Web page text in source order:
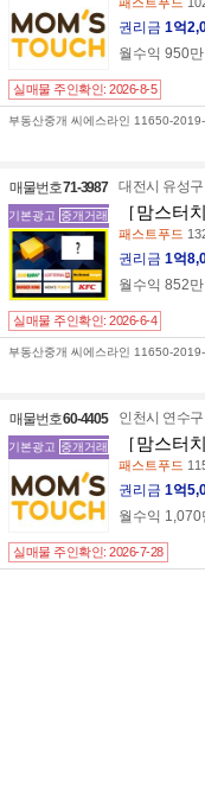
패스트푸드
권리금 1억
월수익 950만
실매물 주인확인: 2026-8-5
부동산중개 씨에스라인 11650-
매물번호71-3987
기본광고 중개거래
대전시 유성
［맘스터
패스트푸드
권리금 1억
월수익 852만
실매물 주인확인: 2026-6-4
부동산중개 씨에스라인 11650-
매물번호60-4405
기본광고 중개거래
인천시 연수
［맘스터
패스트푸드
권리금 1억
월수익 1,070
실매물 주인확인: 2026-7-28